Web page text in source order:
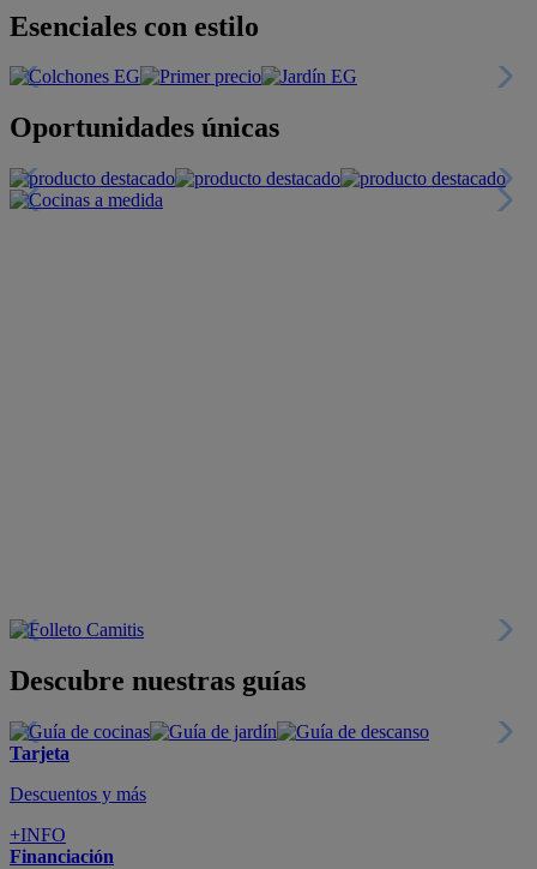
Esenciales con estilo
Oportunidades únicas
Descubre nuestras guías
Tarjeta
Descuentos y más
+INFO
Financiación